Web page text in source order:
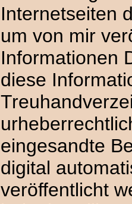
Internetseiten
um von mir
Informationen
diese
eingesandte
digital
veröffentlicht